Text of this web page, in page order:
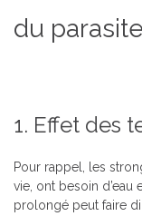
du parasite
1. Effet des
Pour rappel, les
vie, ont besoin
prolongé peut faire